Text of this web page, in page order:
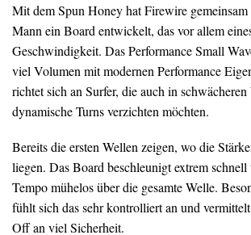
Mit dem Spun Honey hat Firewire
Mann ein Board entwickelt, das vor allem
Geschwindigkeit. Das Performance Small
viel Volumen mit modernen Performance
richtet sich an Surfer, die auch in
dynamische Turns verzichten möchten.
Bereits die ersten Wellen zeigen, wo die
liegen. Das Board beschleunigt extrem schnell
Tempo mühelos über die gesamte Welle.
fühlt sich das sehr kontrolliert an und
Off an viel Sicherheit.